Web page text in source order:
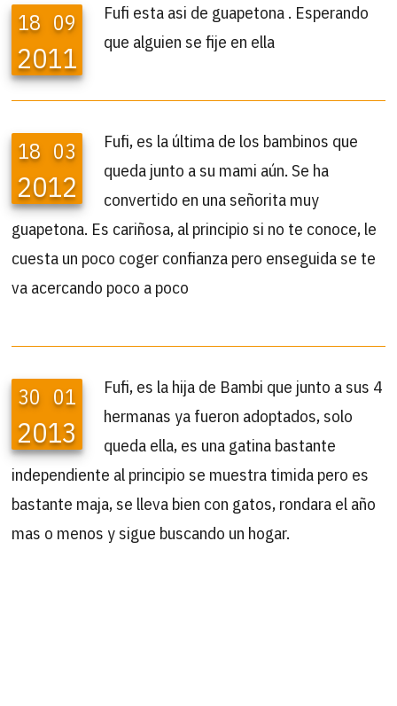
18 09
2011
Fufi esta asi de guapetona . Esperando
que alguien se fije en ella
18 03
2012
Fufi, es la última de los bambinos que
queda junto a su mami aún. Se ha
convertido en una señorita muy
guapetona. Es cariñosa, al principio si no te conoce, le
cuesta un poco coger confianza pero enseguida se te
va acercando poco a poco
30 01
2013
Fufi, es la hija de Bambi que junto a sus 4
hermanas ya fueron adoptados, solo
queda ella, es una gatina bastante
independiente al principio se muestra timida pero es
bastante maja, se lleva bien con gatos, rondara el año
mas o menos y sigue buscando un hogar.